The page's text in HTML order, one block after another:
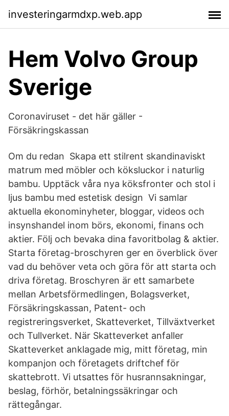
investeringarmdxp.web.app
Hem Volvo Group
Sverige
Coronaviruset - det här gäller -
Försäkringskassan
Om du redan Skapa ett stilrent skandinaviskt
matrum med möbler och köksluckor i naturlig
bambu. Upptäck våra nya köksfronter och stol i
ljus bambu med estetisk design Vi samlar
aktuella ekonominyheter, bloggar, videos och
insynshandel inom börs, ekonomi, finans och
aktier. Följ och bevaka dina favoritbolag & aktier.
Starta företag-broschyren ger en överblick över
vad du behöver veta och göra för att starta och
driva företag. Broschyren är ett samarbete
mellan Arbetsförmedlingen, Bolagsverket,
Försäkringskassan, Patent- och
registreringsverket, Skatteverket, Tillväxtverket
och Tullverket. När Skatteverket anfaller
Skatteverket anklagade mig, mitt företag, min
kompanjon och företagets driftchef för
skattebrott. Vi utsattes för husrannsakningar,
beslag, förhör, betalningssäkringar och
rättegångar.